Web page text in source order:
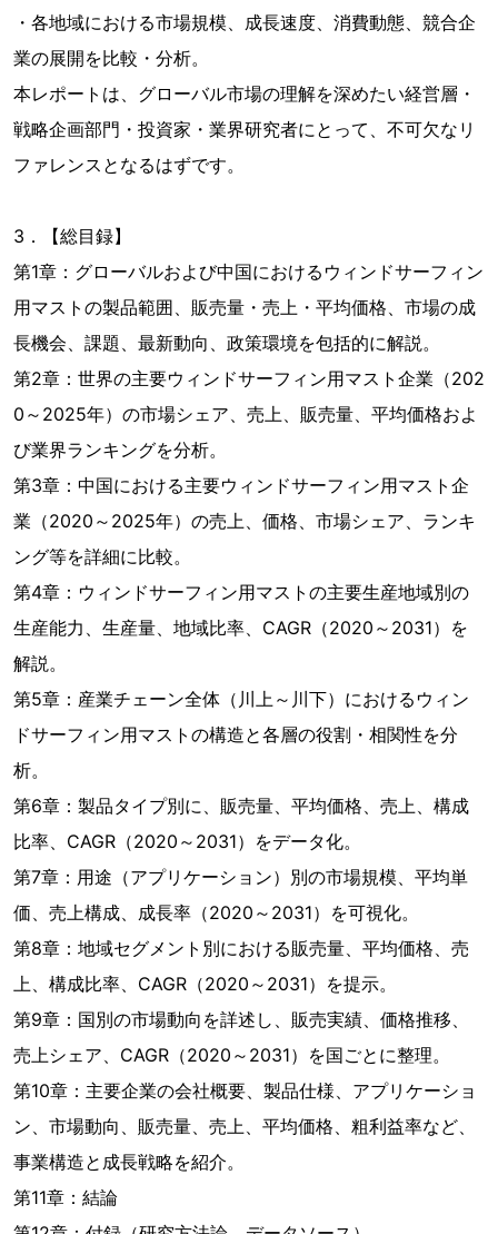
・各地域における市場規模、成長速度、消費動態、競合企
業の展開を比較・分析。
本レポートは、グローバル市場の理解を深めたい経営層・
戦略企画部門・投資家・業界研究者にとって、不可欠なリ
ファレンスとなるはずです。
3．【総目録】
第1章：グローバルおよび中国におけるウィンドサーフィン
用マストの製品範囲、販売量・売上・平均価格、市場の成
長機会、課題、最新動向、政策環境を包括的に解説。
第2章：世界の主要ウィンドサーフィン用マスト企業（202
0～2025年）の市場シェア、売上、販売量、平均価格およ
び業界ランキングを分析。
第3章：中国における主要ウィンドサーフィン用マスト企
業（2020～2025年）の売上、価格、市場シェア、ランキ
ング等を詳細に比較。
第4章：ウィンドサーフィン用マストの主要生産地域別の
生産能力、生産量、地域比率、CAGR（2020～2031）を
解説。
第5章：産業チェーン全体（川上～川下）におけるウィン
ドサーフィン用マストの構造と各層の役割・相関性を分
析。
第6章：製品タイプ別に、販売量、平均価格、売上、構成
比率、CAGR（2020～2031）をデータ化。
第7章：用途（アプリケーション）別の市場規模、平均単
価、売上構成、成長率（2020～2031）を可視化。
第8章：地域セグメント別における販売量、平均価格、売
上、構成比率、CAGR（2020～2031）を提示。
第9章：国別の市場動向を詳述し、販売実績、価格推移、
売上シェア、CAGR（2020～2031）を国ごとに整理。
第10章：主要企業の会社概要、製品仕様、アプリケーショ
ン、市場動向、販売量、売上、平均価格、粗利益率など、
事業構造と成長戦略を紹介。
第11章：結論